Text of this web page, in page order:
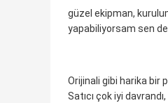
güzel ekipman,
yapabiliyorsam sen
Orijinali gibi harika bir
Satıcı çok iyi